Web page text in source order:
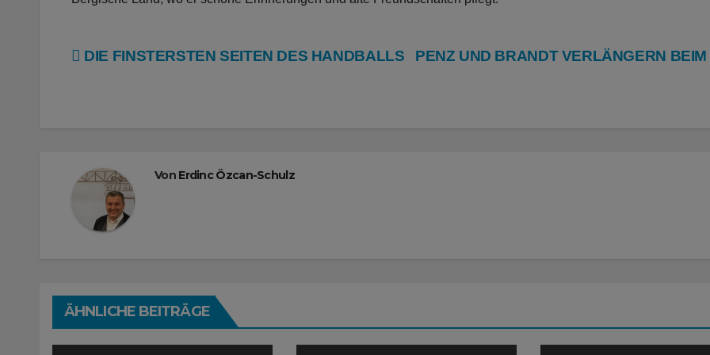
Beitragsnavigation PENZ UND BRANDT VERLÄNGERN BEIM
DIE FINSTERSTEN SEITEN DES HANDBALLS
Von Erdinc Özcan-Schulz
ÄHNLICHE BEITRÄGE